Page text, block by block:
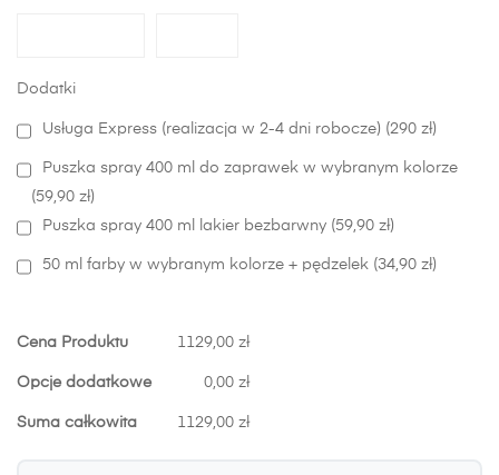
Dodatki
Usługa Express (realizacja w 2-4 dni robocze) (290 zł)
Puszka spray 400 ml do zaprawek w wybranym kolorze
(59,90 zł)
Puszka spray 400 ml lakier bezbarwny (59,90 zł)
50 ml farby w wybranym kolorze + pędzelek (34,90 zł)
Cena Produktu 1129,00 zł
Opcje dodatkowe 0,00 zł
Suma całkowita 1129,00 zł